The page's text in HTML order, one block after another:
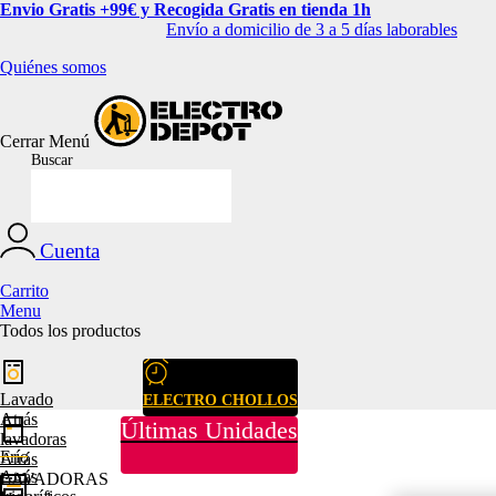
Envio Gratis +99€ y Recogida Gratis en tienda 1h
Envío a domicilio de 3 a 5 días laborables
Quiénes somos
CerrarMenú
Buscar
Cuenta
Carrito
Menu
Todos los productos
ELECTRO CHOLLOS
Últimas Unidades
Lavado
Atrás
lavadoras
Atrás
LAVADORAS
Frío
Atrás